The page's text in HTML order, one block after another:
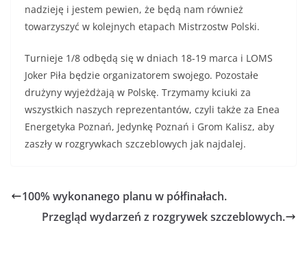
nadzieję i jestem pewien, że będą nam również
towarzyszyć w kolejnych etapach Mistrzostw Polski.
Turnieje 1/8 odbędą się w dniach 18-19 marca i LOMS
Joker Piła będzie organizatorem swojego. Pozostałe
drużyny wyjeżdżają w Polskę. Trzymamy kciuki za
wszystkich naszych reprezentantów, czyli także za Enea
Energetyka Poznań, Jedynkę Poznań i Grom Kalisz, aby
zaszły w rozgrywkach szczeblowych jak najdalej.
100% wykonanego planu w półfinałach.
Przegląd wydarzeń z rozgrywek szczeblowych.